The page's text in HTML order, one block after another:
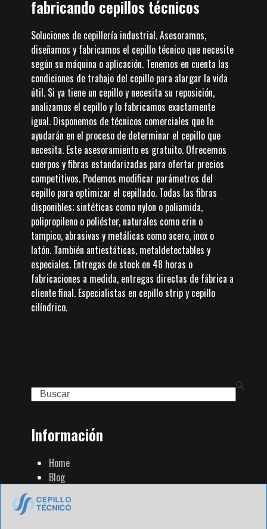
fabricando cepillos técnicos
Soluciones de cepillería industrial. Asesoramos,
diseñamos y fabricamos el cepillo técnico que necesite
según su máquina o aplicación. Tenemos en cuenta las
condiciones de trabajo del cepillo para alargar la vida
útil. Si ya tiene un cepillo y necesita su reposición,
analizamos el cepillo y lo fabricamos exactamente
igual. Disponemos de técnicos comerciales que le
ayudarán en el proceso de determinar el cepillo que
necesita. Este asesoramiento es gratuito. Ofrecemos
cuerpos y fibras estandarizadas para ofertar precios
competitivos. Podemos modificar parámetros del
cepillo para optimizar el cepillado. Todas las fibras
disponibles; sintéticas como nylon o poliamida,
polipropileno o poliéster, naturales como crin o
tampico, abrasivas y metálicas como acero, inox o
latón. También antiestáticas, metaldetectables y
especiales. Entregas de stock en 48 horas o
fabricaciones a medida, entregas directas de fábrica a
cliente final. Especialistas en cepillo strip y cepillo
cilíndrico.
Search
Información
Home
Blog
Contacto